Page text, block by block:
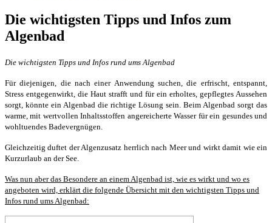
Die wichtigsten Tipps und Infos zum
Algenbad
Die wichtigsten Tipps und Infos rund ums Algenbad
Für diejenigen, die nach einer Anwendung suchen, die erfrischt, entspannt,
Stress entgegenwirkt, die Haut strafft und für ein erholtes, gepflegtes Aussehen
sorgt, könnte ein Algenbad die richtige Lösung sein. Beim Algenbad sorgt das
warme, mit wertvollen Inhaltsstoffen angereicherte Wasser für ein gesundes und
wohltuendes Badevergnügen.
Gleichzeitig duftet der Algenzusatz herrlich nach Meer und wirkt damit wie ein
Kurzurlaub an der See.
Was nun aber das Besondere an einem Algenbad ist, wie es wirkt und wo es
angeboten wird, erklärt die folgende Übersicht mit den wichtigsten Tipps und
Infos rund ums Algenbad: